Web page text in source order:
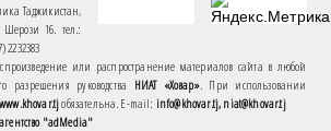
Таджикистан,
16. тел.:
2232383
или распространение материалов сайта в любой
разрешения руководства НИАТ «Ховар». При использовании
www.khovar.tjобязательна. E-mail: info@khovar.tj, niat@khovar.tj
"adMedia"